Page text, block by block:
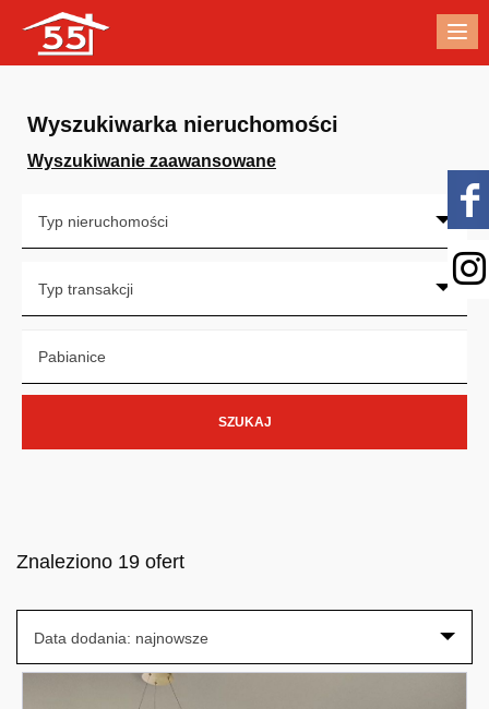
Wyszukiwarka nieruchomości
Wyszukiwanie zaawansowane
Typ nieruchomości
Typ transakcji
Znaleziono 19 ofert
Data dodania: najnowsze